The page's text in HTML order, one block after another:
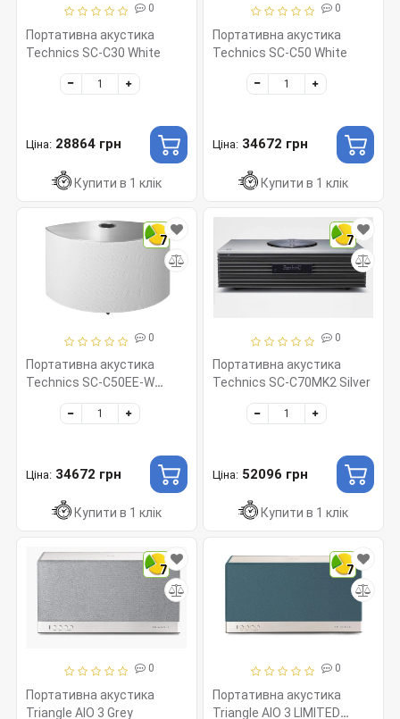
0
Портативна акустика
Technics SC-C30 White
Ціна: 28864 грн
Купити в 1 клік
0
Портативна акустика
Technics SC-C50 White
Ціна: 34672 грн
Купити в 1 клік
7
0
Портативна акустика
Technics SC-C50EE-W
Ціна: 34672 грн
Купити в 1 клік
7
0
Портативна акустика
Technics SC-C70MK2 Silver
Ціна: 52096 грн
Купити в 1 клік
7
0
Портативна акустика
Triangle AIO 3 Grey
7
0
Портативна акустика
Triangle AIO 3 LIMITED